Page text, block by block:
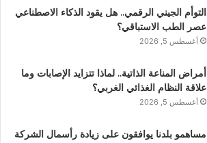
التوأم الجيني الرقمي.. هل يقود الذكاء الاصطناعي
عصر الطب الاستباقي؟
أغسطس 5, 2026
أمراض المناعة الذاتية.. لماذا تتزايد الإصابات وما
علاقة النظام الغذائي الغربي؟
أغسطس 5, 2026
مساهمو بلدنا يوافقون على زيادة رأسمال الشركة